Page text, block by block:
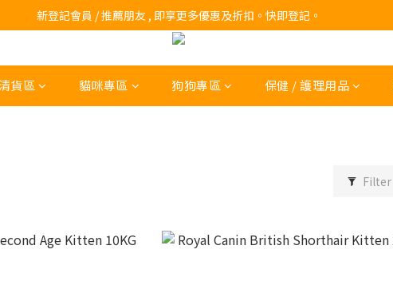
訂購滿$200 即可免費送貨!
新登記會員 / 推薦朋友 , 即享更多優惠及折扣。快即登記。
訂購滿$200 即可免費送貨!
貨區 貓咪專區 狗狗專區 保健 / 護理用品
Filter